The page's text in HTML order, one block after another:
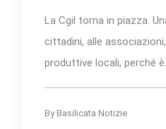
La Cgil torna in piazza.
cittadini, alle
produttive locali, perché
By Basilicata Notizie